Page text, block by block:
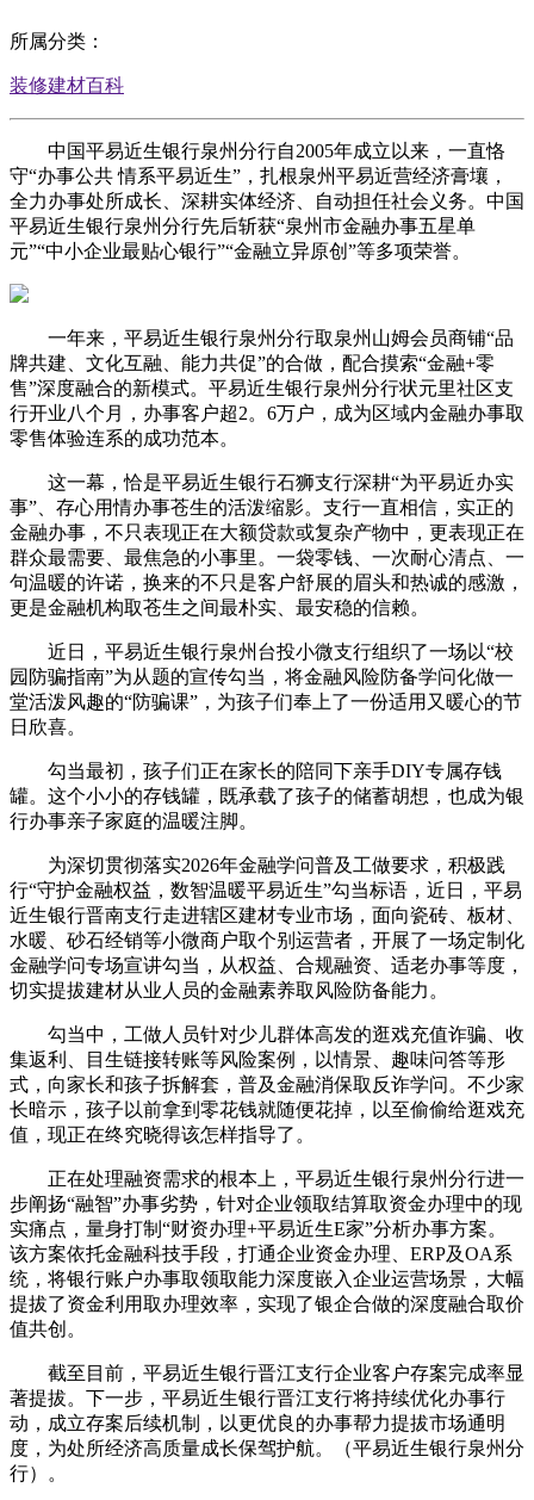
所属分类：
装修建材百科
中国平易近生银行泉州分行自2005年成立以来，一直恪
守“办事公共 情系平易近生”，扎根泉州平易近营经济膏壤，
全力办事处所成长、深耕实体经济、自动担任社会义务。中国
平易近生银行泉州分行先后斩获“泉州市金融办事五星单
元”“中小企业最贴心银行”“金融立异原创”等多项荣誉。
一年来，平易近生银行泉州分行取泉州山姆会员商铺“品
牌共建、文化互融、能力共促”的合做，配合摸索“金融+零
售”深度融合的新模式。平易近生银行泉州分行状元里社区支
行开业八个月，办事客户超2。6万户，成为区域内金融办事取
零售体验连系的成功范本。
这一幕，恰是平易近生银行石狮支行深耕“为平易近办实
事”、存心用情办事苍生的活泼缩影。支行一直相信，实正的
金融办事，不只表现正在大额贷款或复杂产物中，更表现正在
群众最需要、最焦急的小事里。一袋零钱、一次耐心清点、一
句温暖的许诺，换来的不只是客户舒展的眉头和热诚的感激，
更是金融机构取苍生之间最朴实、最安稳的信赖。
近日，平易近生银行泉州台投小微支行组织了一场以“校
园防骗指南”为从题的宣传勾当，将金融风险防备学问化做一
堂活泼风趣的“防骗课”，为孩子们奉上了一份适用又暖心的节
日欣喜。
勾当最初，孩子们正在家长的陪同下亲手DIY专属存钱
罐。这个小小的存钱罐，既承载了孩子的储蓄胡想，也成为银
行办事亲子家庭的温暖注脚。
为深切贯彻落实2026年金融学问普及工做要求，积极践
行“守护金融权益，数智温暖平易近生”勾当标语，近日，平易
近生银行晋南支行走进辖区建材专业市场，面向瓷砖、板材、
水暖、砂石经销等小微商户取个别运营者，开展了一场定制化
金融学问专场宣讲勾当，从权益、合规融资、适老办事等度，
切实提拔建材从业人员的金融素养取风险防备能力。
勾当中，工做人员针对少儿群体高发的逛戏充值诈骗、收
集返利、目生链接转账等风险案例，以情景、趣味问答等形
式，向家长和孩子拆解套，普及金融消保取反诈学问。不少家
长暗示，孩子以前拿到零花钱就随便花掉，以至偷偷给逛戏充
值，现正在终究晓得该怎样指导了。
正在处理融资需求的根本上，平易近生银行泉州分行进一
步阐扬“融智”办事劣势，针对企业领取结算取资金办理中的现
实痛点，量身打制“财资办理+平易近生E家”分析办事方案。
该方案依托金融科技手段，打通企业资金办理、ERP及OA系
统，将银行账户办事取领取能力深度嵌入企业运营场景，大幅
提拔了资金利用取办理效率，实现了银企合做的深度融合取价
值共创。
截至目前，平易近生银行晋江支行企业客户存案完成率显
著提拔。下一步，平易近生银行晋江支行将持续优化办事行
动，成立存案后续机制，以更优良的办事帮力提拔市场通明
度，为处所经济高质量成长保驾护航。（平易近生银行泉州分
行）。